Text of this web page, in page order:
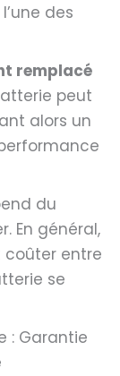
des
remplacé
peut
alors un
du
En général,
coûter entre
se
: Garantie